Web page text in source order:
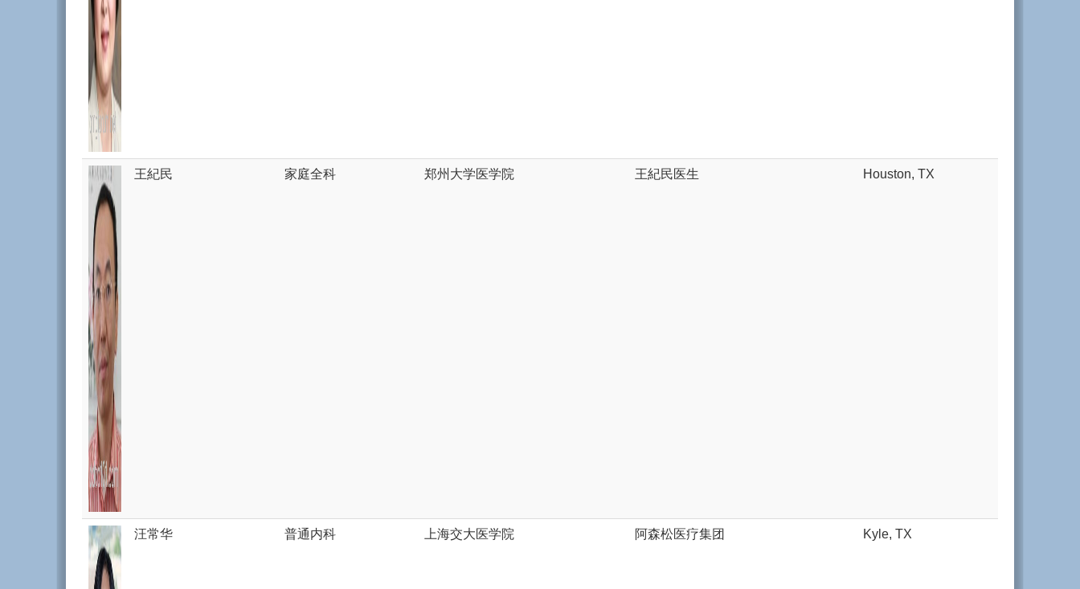
王紀民 家庭全科 郑州大学医学院 王紀民医生 Houston, TX
汪常华 普通内科 上海交大医学院 阿森松医疗集团 Kyle, TX